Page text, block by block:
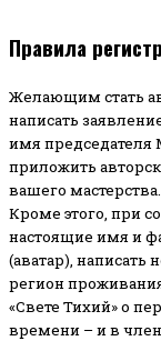
Правила
Желающим стать
написать
имя председателя
приложить
вашего
Кроме этого, при
настоящие имя и
(аватар), написать
регион
«Свете Тихий» о
времени – и в